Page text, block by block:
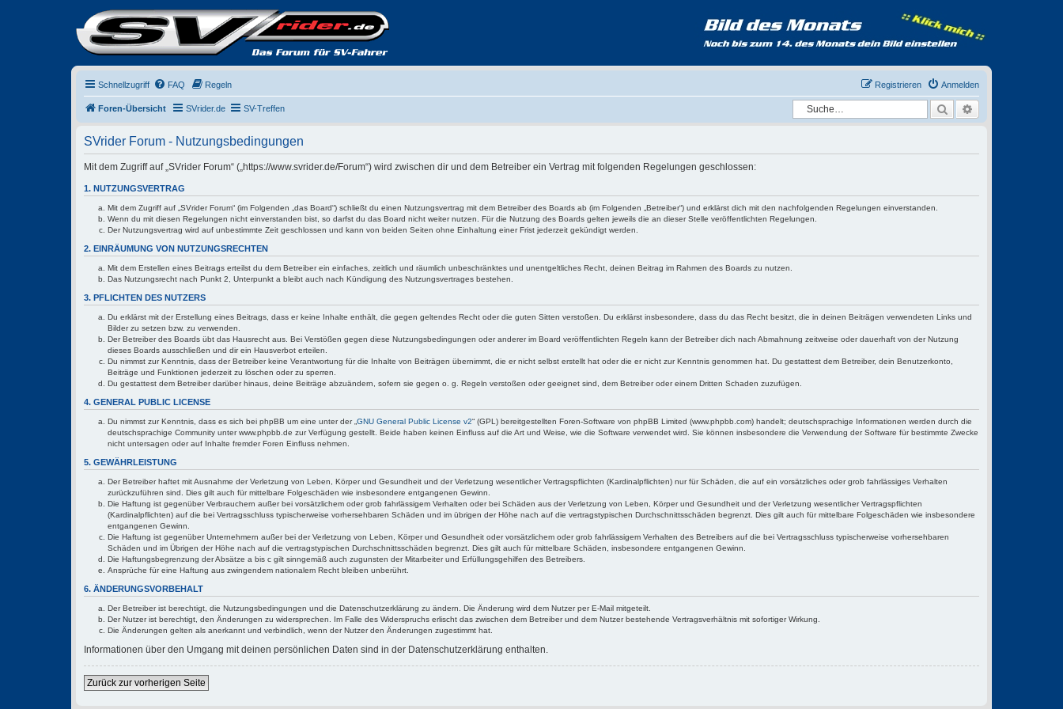
Schnellzugriff FAQ Regeln Anmelden
Registrieren
Foren-Übersicht SVrider.de SV-Treffen Suche
SVrider Forum - Nutzungsbedingungen
Mit dem Zugriff auf „SVrider Forum“ („https://www.svrider.de/Forum“) wird zwischen dir und dem Betreiber ein Vertrag mit folgenden Regelungen geschlossen:
1. NUTZUNGSVERTRAG
Mit dem Zugriff auf „SVrider Forum“ (im Folgenden „das Board“) schließt du einen Nutzungsvertrag mit dem Betreiber des Boards ab (im Folgenden „Betreiber“) und erklärst dich mit den nachfolgenden Regelungen einverstanden.
Wenn du mit diesen Regelungen nicht einverstanden bist, so darfst du das Board nicht weiter nutzen. Für die Nutzung des Boards gelten jeweils die an dieser Stelle veröffentlichten Regelungen.
Der Nutzungsvertrag wird auf unbestimmte Zeit geschlossen und kann von beiden Seiten ohne Einhaltung einer Frist jederzeit gekündigt werden.
2. EINRÄUMUNG VON NUTZUNGSRECHTEN
Mit dem Erstellen eines Beitrags erteilst du dem Betreiber ein einfaches, zeitlich und räumlich unbeschränktes und unentgeltliches Recht, deinen Beitrag im Rahmen des Boards zu nutzen.
Das Nutzungsrecht nach Punkt 2, Unterpunkt a bleibt auch nach Kündigung des Nutzungsvertrages bestehen.
3. PFLICHTEN DES NUTZERS
Du erklärst mit der Erstellung eines Beitrags, dass er keine Inhalte enthält, die gegen geltendes Recht oder die guten Sitten verstoßen. Du erklärst insbesondere, dass du das Recht besitzt, die in deinen Beiträgen verwendeten Links und
Bilder zu setzen bzw. zu verwenden.
Der Betreiber des Boards übt das Hausrecht aus. Bei Verstößen gegen diese Nutzungsbedingungen oder anderer im Board veröffentlichten Regeln kann der Betreiber dich nach Abmahnung zeitweise oder dauerhaft von der Nutzung
dieses Boards ausschließen und dir ein Hausverbot erteilen.
Du nimmst zur Kenntnis, dass der Betreiber keine Verantwortung für die Inhalte von Beiträgen übernimmt, die er nicht selbst erstellt hat oder die er nicht zur Kenntnis genommen hat. Du gestattest dem Betreiber, dein Benutzerkonto,
Beiträge und Funktionen jederzeit zu löschen oder zu sperren.
Du gestattest dem Betreiber darüber hinaus, deine Beiträge abzuändern, sofern sie gegen o. g. Regeln verstoßen oder geeignet sind, dem Betreiber oder einem Dritten Schaden zuzufügen.
4. GENERAL PUBLIC LICENSE
Du nimmst zur Kenntnis, dass es sich bei phpBB um eine unter der „ GNU General Public License v2“ (GPL) bereitgestellten Foren-Software von phpBB Limited (www.phpbb.com) handelt; deutschsprachige Informationen werden durch die
deutschsprachige Community unter www.phpbb.de zur Verfügung gestellt. Beide haben keinen Einfluss auf die Art und Weise, wie die Software verwendet wird. Sie können insbesondere die Verwendung der Software für bestimmte Zwecke
nicht untersagen oder auf Inhalte fremder Foren Einfluss nehmen.
5. GEWÄHRLEISTUNG
Der Betreiber haftet mit Ausnahme der Verletzung von Leben, Körper und Gesundheit und der Verletzung wesentlicher Vertragspflichten (Kardinalpflichten) nur für Schäden, die auf ein vorsätzliches oder grob fahrlässiges Verhalten
zurückzuführen sind. Dies gilt auch für mittelbare Folgeschäden wie insbesondere entgangenen Gewinn.
Die Haftung ist gegenüber Verbrauchern außer bei vorsätzlichem oder grob fahrlässigem Verhalten oder bei Schäden aus der Verletzung von Leben, Körper und Gesundheit und der Verletzung wesentlicher Vertragspflichten
(Kardinalpflichten) auf die bei Vertragsschluss typischerweise vorhersehbaren Schäden und im übrigen der Höhe nach auf die vertragstypischen Durchschnittsschäden begrenzt. Dies gilt auch für mittelbare Folgeschäden wie insbesondere
entgangenen Gewinn.
Die Haftung ist gegenüber Unternehmern außer bei der Verletzung von Leben, Körper und Gesundheit oder vorsätzlichem oder grob fahrlässigem Verhalten des Betreibers auf die bei Vertragsschluss typischerweise vorhersehbaren
Schäden und im Übrigen der Höhe nach auf die vertragstypischen Durchschnittsschäden begrenzt. Dies gilt auch für mittelbare Schäden, insbesondere entgangenen Gewinn.
Die Haftungsbegrenzung der Absätze a bis c gilt sinngemäß auch zugunsten der Mitarbeiter und Erfüllungsgehilfen des Betreibers.
Ansprüche für eine Haftung aus zwingendem nationalem Recht bleiben unberührt.
6. ÄNDERUNGSVORBEHALT
Der Betreiber ist berechtigt, die Nutzungsbedingungen und die Datenschutzerklärung zu ändern. Die Änderung wird dem Nutzer per E-Mail mitgeteilt.
Der Nutzer ist berechtigt, den Änderungen zu widersprechen. Im Falle des Widerspruchs erlischt das zwischen dem Betreiber und dem Nutzer bestehende Vertragsverhältnis mit sofortiger Wirkung.
Die Änderungen gelten als anerkannt und verbindlich, wenn der Nutzer den Änderungen zugestimmt hat.
Informationen über den Umgang mit deinen persönlichen Daten sind in der Datenschutzerklärung enthalten.
Zurück zur vorherigen Seite